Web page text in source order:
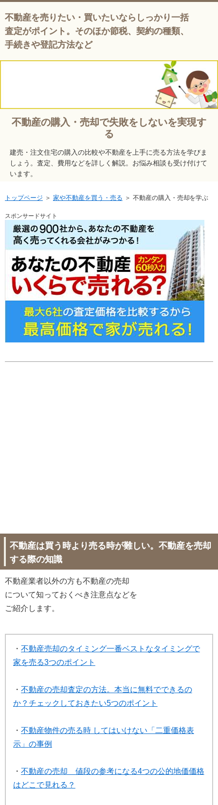
不動産を売りたい・買いたいならしっかり一括
査定がポイント。そのほか節税、契約の種類、
手続きや登記方法など
不動産の購入・売却で失敗をしないを実現す
る
建売・注文住宅の購入の比較や不動産を上手に売る方法を学びま
しょう。査定、費用などを詳しく解説。お悩み相談も受け付けて
います。
トップページ ＞ 家や不動産を買う・売る ＞ 不動産の購入・売却を学ぶ
スポンサードサイト
不動産は買う時より売る時が難しい。不動産を売却
する際の知識
不動産業者以外の方も不動産の売却
について知っておくべき注意点などを
ご紹介します。
・ 不動産売却のタイミング一番ベストなタイミングで
家を売る3つのポイント
・ 不動産の売却査定の方法。本当に無料でできるの
か？チェックしておきたい5つのポイント
・ 不動産物件の売る時 してはいけない「二重価格表
示」の事例
・ 不動産の売却 値段の参考になる4つの公的地価価格
はどこで見れる？